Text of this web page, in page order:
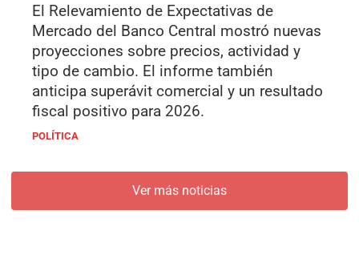
El Relevamiento de Expectativas de
Mercado del Banco Central mostró nuevas
proyecciones sobre precios, actividad y
tipo de cambio. El informe también
anticipa superávit comercial y un resultado
fiscal positivo para 2026.
POLÍTICA
Ver más noticias